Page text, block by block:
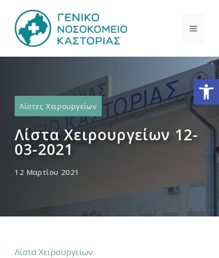
περιεχόμενο
Λίστες Χειρουργείων
Λίστα Χειρουργείων 12-
03-2021
12 Μαρτίου 2021
Λίστα Χειρουργείων